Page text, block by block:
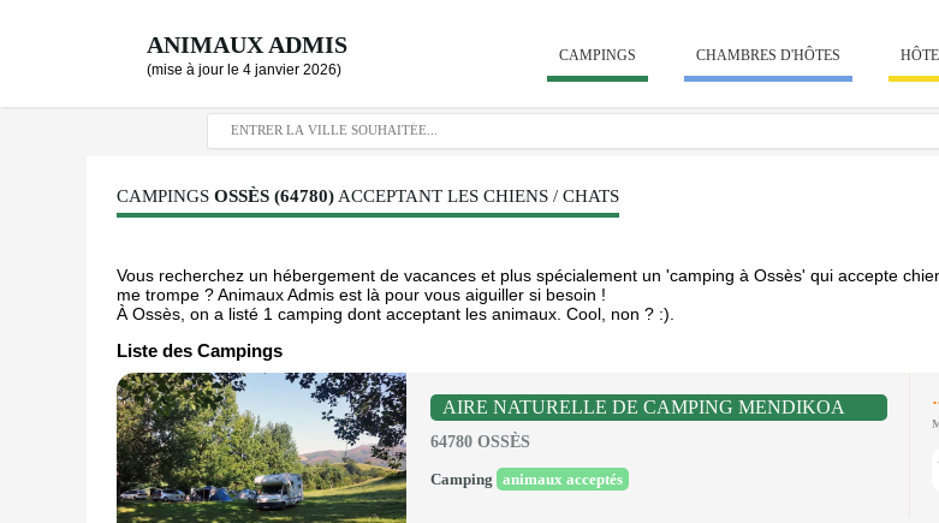
ANIMAUX ADMIS
(mise à jour le 4 janvier 2026)
CAMPINGS CHAMBRES D'HÔTES
CAMPINGS OSSÈS (64780) ACCEPTANT LES CHIENS / CHATS
Vous recherchez un hébergement de vacances et plus spécialement un 'camping à Ossès' qui accepte
me trompe ? Animaux Admis est là pour vous aiguiller si besoin !
À Ossès, on a listé 1 camping dont acceptant les animaux. Cool, non ? :).
Liste des Campings
AIRE NATURELLE DE CAMPING MENDIKOA
64780 OSSÈS
Camping animaux acceptés